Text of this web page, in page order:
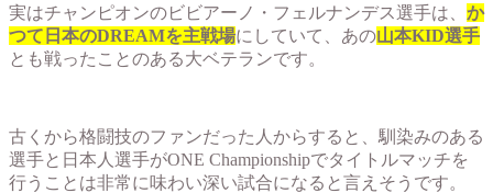
実はチャンピオンのビビアーノ・フェルナンデス選手は、 か
つて日本のDREAMを主戦場にしていて、あの山本KID選手
とも戦ったことのある大ベテランです。
古くから格闘技のファンだった人からすると、馴染みのある
選手と日本人選手がONE Championshipでタイトルマッチを
行うことは非常に味わい深い試合になると言えそうです。